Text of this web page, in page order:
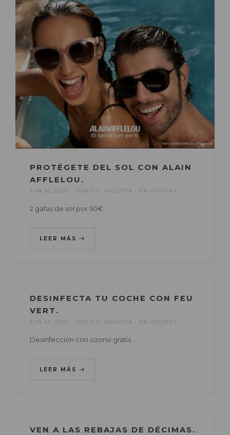
PROTÉGETE DEL SOL CON ALAIN
AFFLELOU.
JUN 30, 2020 POR C.C. AUGUSTA EN OFERTAS
2 gafas de sol por 50€.
LEER MÁS
DESINFECTA TU COCHE CON FEU
VERT.
JUN 23, 2020 POR C.C. AUGUSTA EN OFERTAS
Desinfección con ozono gratis.
LEER MÁS
VEN A LAS REBAJAS DE DÉCIMAS.